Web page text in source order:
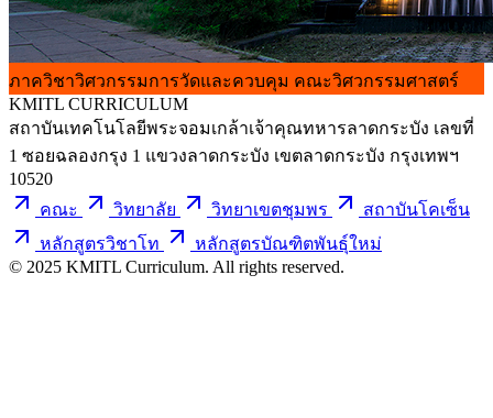
ภาควิชาวิศวกรรมการวัดและควบคุม คณะวิศวกรรมศาสตร์
KMITL CURRICULUM
สถาบันเทคโนโลยีพระจอมเกล้าเจ้าคุณทหารลาดกระบัง เลขที่
1 ซอยฉลองกรุง 1 แขวงลาดกระบัง เขตลาดกระบัง กรุงเทพฯ
10520
คณะ
วิทยาลัย วิทยาเขตชุมพร
สถาบันโคเซ็น
หลักสูตรวิชาโท
หลักสูตรบัณฑิตพันธุ์ใหม่
© 2025 KMITL Curriculum. All rights reserved.